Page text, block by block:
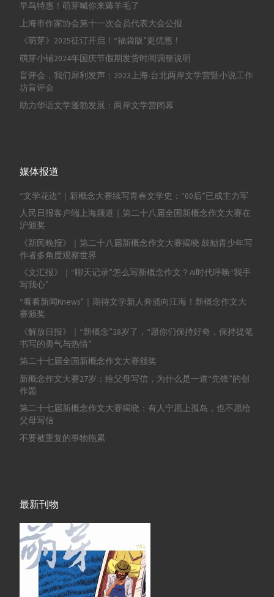
早鸟特惠！萌芽喊你来薅羊毛了
上海市作家协会第十一次会员代表大会公报
《萌芽》2025征订开启！“福袋版”更优惠！
萌芽小铺2024年国庆节假期发货时间调整说明
盲评会，我们犀利发声：2023上海-台北两岸文学营暨小说工作
坊盲评会
助力华语文学蓬勃发展：两岸文学营闭幕
媒体报道
“文学花边”｜新概念大赛续写青春文学史：“00后”已成主力军
人民日报客户端上海频道｜第二十八届全国新概念作文大赛在
沪颁奖
《新民晚报》｜第二十八届新概念作文大赛揭晓 鼓励青少年写
作者多角度观察世界
《文汇报》｜“聊天记录”怎么写新概念作文？AI时代呼唤“我手
写我心”
“看看新闻Knews”｜期待文学新人奔涌向江海！新概念作文大
赛颁奖
《解放日报》｜“新概念”28岁了，“愿你们保持好奇，保持提笔
书写的勇气与热情”
第二十七届全国新概念作文大赛颁奖
新概念作文大赛27岁：给父母写信，为什么是一道“先锋”的创
作题
第二十七届新概念作文大赛揭晓：有人宁愿上孤岛，也不愿给
父母写信
不要被重复的事物拖累
最新刊物